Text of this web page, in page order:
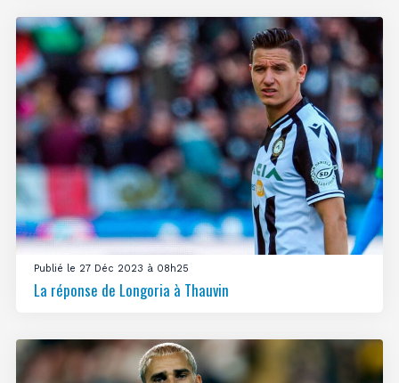
Publié le 27 Déc 2023 à 08h25
La réponse de Longoria à Thauvin